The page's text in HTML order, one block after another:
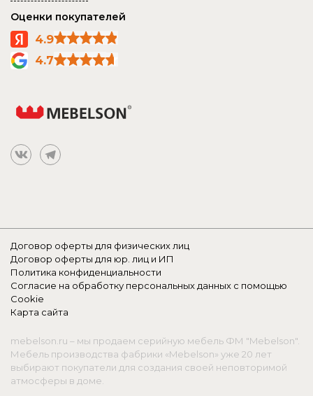
Оценки покупателей
4.9
4.7
Договор оферты для физических лиц
Договор оферты для юр. лиц и ИП
Политика конфиденциальности
Согласие на обработку персональных данных с помощью
Cookie
Карта сайта
mebelson.ru – мы продаем серийную мебель ФМ "Mebelson".
Мебель производства фабрики «Mebelson» уже 20 лет
выбирают покупатели для создания своей неповторимой
атмосферы в доме.